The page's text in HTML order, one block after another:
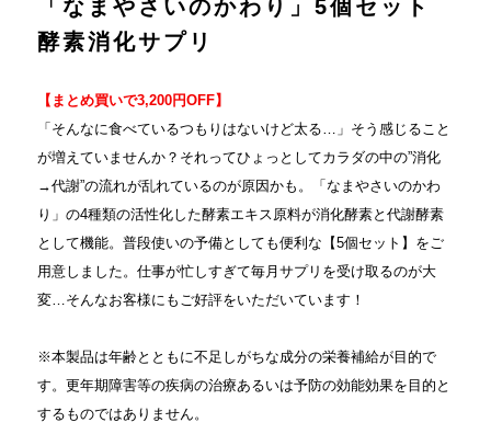
「なまやさいのかわり」5個セット
酵素消化サプリ
【まとめ買いで3,200円OFF】
「そんなに食べているつもりはないけど太る…」そう感じること
が増えていませんか？それってひょっとしてカラダの中の”消化
→代謝”の流れが乱れているのが原因かも。「なまやさいのかわ
り」の4種類の活性化した酵素エキス原料が消化酵素と代謝酵素
として機能。普段使いの予備としても便利な【5個セット】をご
用意しました。仕事が忙しすぎて毎月サプリを受け取るのが大
変…そんなお客様にもご好評をいただいています！
※本製品は年齢とともに不足しがちな成分の栄養補給が目的で
す。更年期障害等の疾病の治療あるいは予防の効能効果を目的と
するものではありません。